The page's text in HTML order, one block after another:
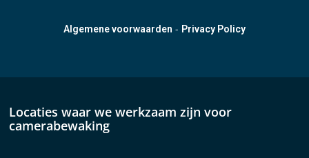
Algemene voorwaarden - Privacy Policy
Locaties waar we werkzaam zijn voor
camerabewaking